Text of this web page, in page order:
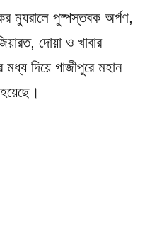
ম্যুরালে পুষ্পস্তবক অর্পণ,
দোয়া ও খাবার
মধ্য দিয়ে গাজীপুরে মহান